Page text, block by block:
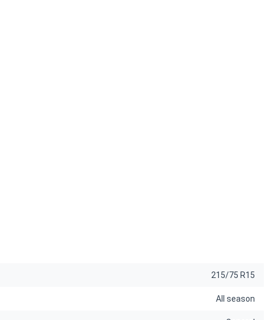
215/75 R15
All season